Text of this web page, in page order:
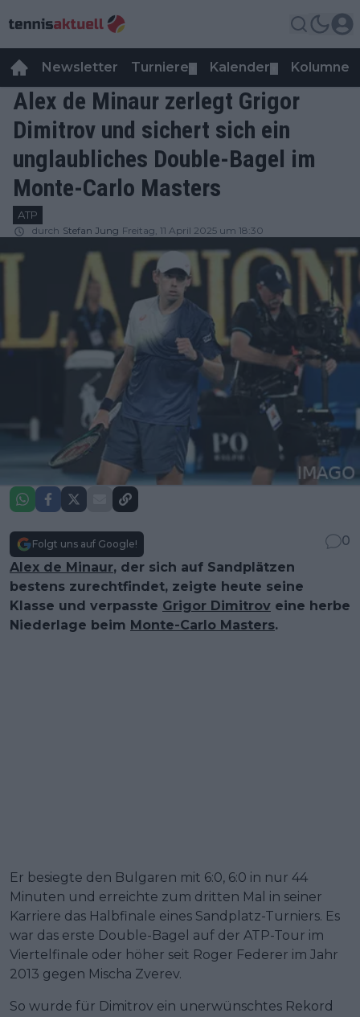
Newsletter Turniere Kalender Kolumnen
Alex de Minaur zerlegt Grigor
Dimitrov und sichert sich ein
unglaubliches Double-Bagel im
Monte-Carlo Masters
ATP
durch Stefan Jung Freitag, 11 April 2025 um 18:30
Folgt uns auf Google!
0
Alex de Minaur, der sich auf Sandplätzen
bestens zurechtfindet, zeigte heute seine
Klasse und verpasste Grigor Dimitrov eine herbe
Niederlage beim Monte-Carlo Masters.
Er besiegte den Bulgaren mit 6:0, 6:0 in nur 44
Minuten und erreichte zum dritten Mal in seiner
Karriere das Halbfinale eines Sandplatz-Turniers. Es
war das erste Double-Bagel auf der ATP-Tour im
Viertelfinale oder höher seit Roger Federer im Jahr
2013 gegen Mischa Zverev.
So wurde für Dimitrov ein unerwünschtes Rekord